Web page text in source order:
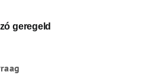
geregeld